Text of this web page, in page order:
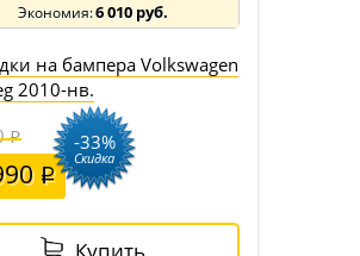
6 010 руб.
на бампера Volkswagen
2010-нв.
-33%
Скидка
Купить